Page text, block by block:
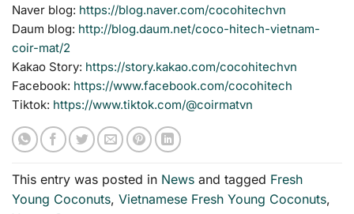
Naver blog: https://blog.naver.com/cocohitechvn
Daum blog: http://blog.daum.net/coco-hitech-vietnam-
coir-mat/2
Kakao Story: https://story.kakao.com/cocohitechvn
Facebook: https://www.facebook.com/cocohitech
Tiktok: https://www.tiktok.com/@coirmatvn
This entry was posted in News and tagged Fresh
Young Coconuts, Vietnamese Fresh Young Coconuts,